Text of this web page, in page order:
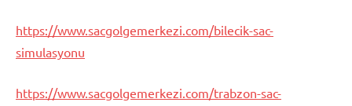
https://www.sacgolgemerkezi.com/bilecik-sac-
simulasyonu
https://www.sacgolgemerkezi.com/trabzon-sac-